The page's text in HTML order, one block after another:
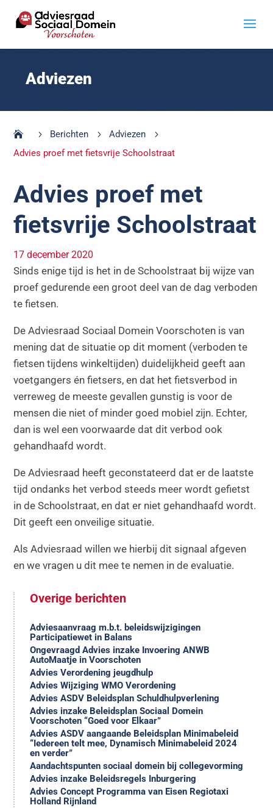
Adviezen
5 Berichten 5 Adviezen
5
Advies proef met fietsvrije Schoolstraat
Advies proef met
fietsvrije Schoolstraat
17 december 2020
Sinds enige tijd is het in de Schoolstraat bij wijze van
proef gedurende een groot deel van de dag verboden
te fietsen.
De Adviesraad Sociaal Domein Voorschoten is van
mening dat de situatie op dit moment (verboden te
fietsen tijdens winkeltijden) duidelijkheid geeft aan
voetgangers én fietsers, en dat het fietsverbod in
verreweg de meeste gevallen gunstig is voor de
mensen die niet of minder goed mobiel zijn. Echter,
dan is wel een voorwaarde dat dit verbod ook
gehandhaafd wordt.
De Adviesraad heeft geconstateerd dat er de laatste
tijd ondanks het verbod steeds meer wordt gefietst
in de Schoolstraat, en dat er niet gehandhaafd wordt.
Dit geeft een onveilige situatie.
Als Adviesraad willen we hierbij dit signaal afgeven
en we vragen u dit mee te nemen in de evaluatie.
Overige berichten
Adviesaanvraag m.b.t. beleidswijzigingen
Participatiewet in Balans
Ongevraagd Advies inzake Invoering ANWB
AutoMaatje in Voorschoten
Advies Verordening jeugdhulp
Advies Wijziging WMO Verordening
Advies ASDV Beleidsplan Schuldhulpverlening
Advies inzake Beleidsplan Sociaal Domein
Voorschoten “Goed voor Elkaar”
Advies ASDV aangaande Beleidsplan Minimabeleid
“Iedereen telt mee, Dynamisch Minimabeleid 2024
en verder”
Aandachtspunten sociaal domein bij collegevorming
Advies inzake Beleidsregels Inburgering
Advies Concept Programma van Eisen Regiotaxi
Holland Rijnland